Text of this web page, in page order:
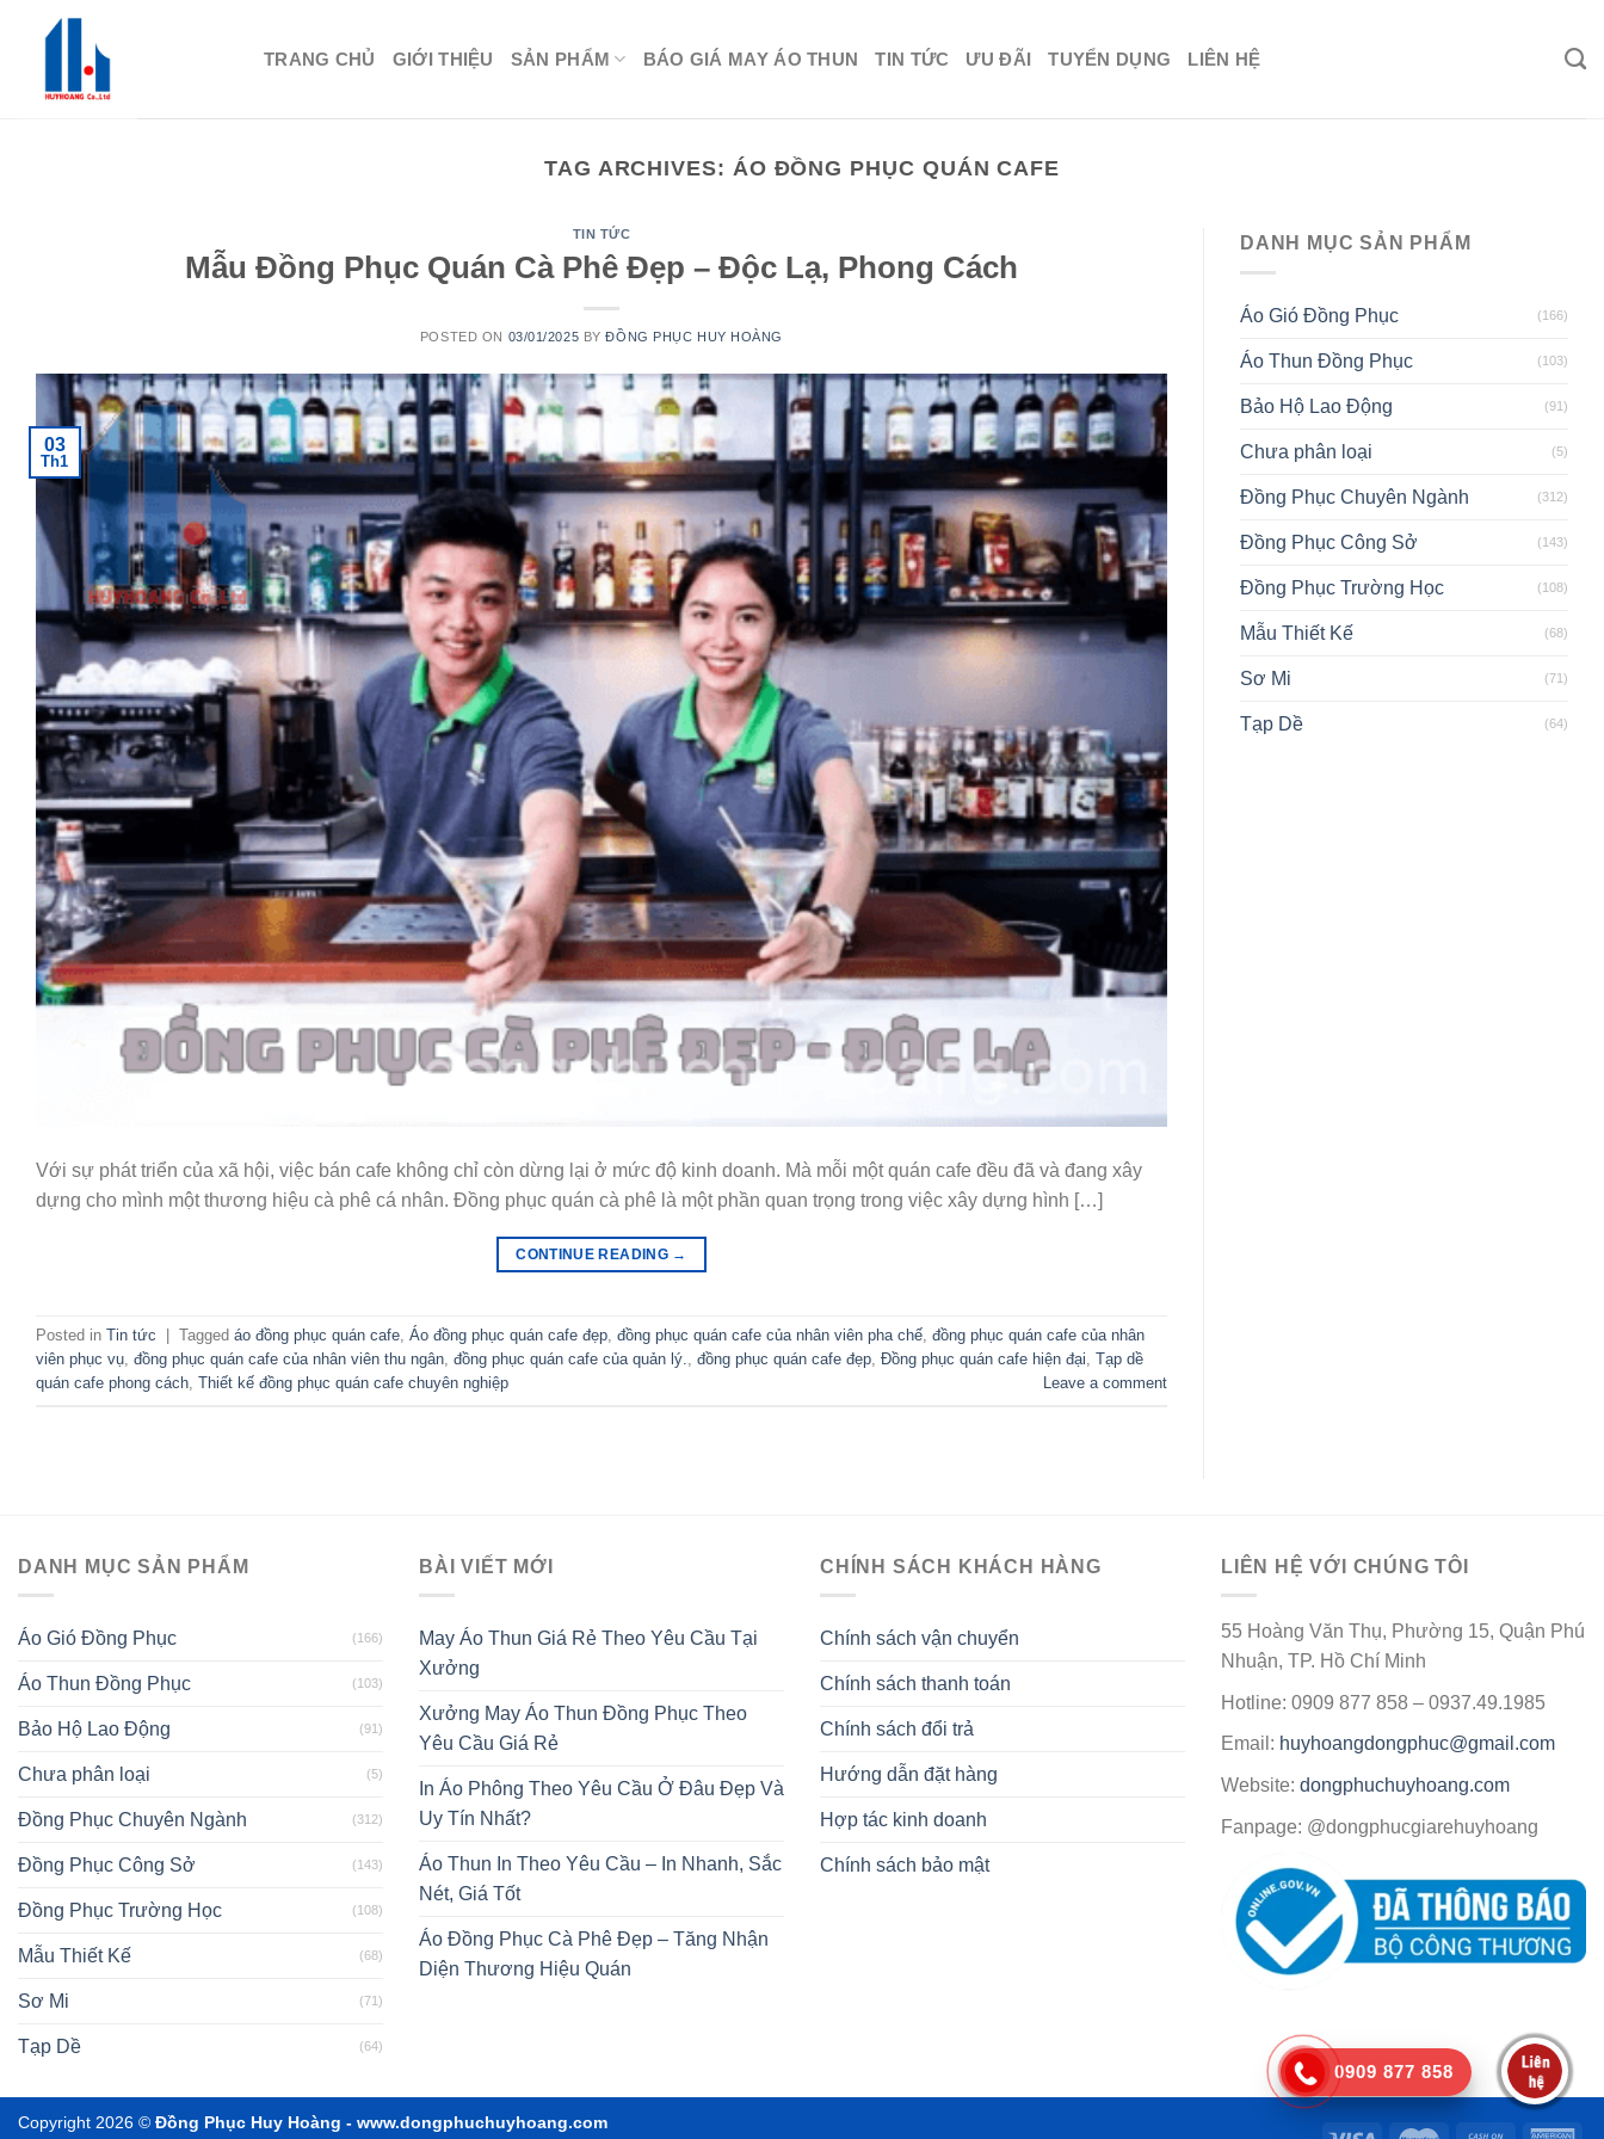
TRANG CHỦ GIỚI THIỆU SẢN PHẨM BÁO GIÁ MAY ÁO THUN TIN TỨC ƯU ĐÃI TUYỂN DỤNG LIÊN HỆ
TAG ARCHIVES: ÁO ĐỒNG PHỤC QUÁN CAFE
TIN TỨC
Mẫu Đồng Phục Quán Cà Phê Đẹp – Độc Lạ, Phong Cách
POSTED ON 03/01/2025 BYĐỒNG PHỤC HUY HOÀNG
03
Th1
Với sự phát triển của xã hội, việc bán cafe không chỉ còn dừng lại ở mức độ kinh doanh. Mà mỗi một quán cafe đều đã và đang xây
dựng cho mình một thương hiệu cà phê cá nhân. Đồng phục quán cà phê là một phần quan trọng trong việc xây dựng hình […]
CONTINUE READING →
Posted in Tin tức Tagged áo đồng phục quán cafe, Áo đồng phục quán cafe đẹp, đồng phục quán cafe của nhân viên pha chế, đồng phục quán cafe của nhân
viên phục vụ, đồng phục quán cafe của nhân viên thu ngân, đồng phục quán cafe của quản lý., đồng phục quán cafe đẹp, Đồng phục quán cafe hiện đại, Tạp dề
quán cafe phong cách, Thiết kế đồng phục quán cafe chuyên nghiệp Leave a comment
DANH MỤC SẢN PHẨM
Áo Gió Đồng Phục (166)
Áo Thun Đồng Phục (103)
Bảo Hộ Lao Động (91)
Chưa phân loại (5)
Đồng Phục Chuyên Ngành (312)
Đồng Phục Công Sở (143)
Đồng Phục Trường Học (108)
Mẫu Thiết Kế (68)
Sơ Mi (71)
Tạp Dề (64)
DANH MỤC SẢN PHẨM
Áo Gió Đồng Phục (166)
Áo Thun Đồng Phục (103)
Bảo Hộ Lao Động (91)
Chưa phân loại (5)
Đồng Phục Chuyên Ngành (312)
Đồng Phục Công Sở (143)
Đồng Phục Trường Học (108)
Mẫu Thiết Kế (68)
Sơ Mi (71)
Tạp Dề (64)
BÀI VIẾT MỚI
May Áo Thun Giá Rẻ Theo Yêu Cầu Tại
Xưởng
Xưởng May Áo Thun Đồng Phục Theo
Yêu Cầu Giá Rẻ
In Áo Phông Theo Yêu Cầu Ở Đâu Đẹp Và
Uy Tín Nhất?
Áo Thun In Theo Yêu Cầu – In Nhanh, Sắc
Nét, Giá Tốt
Áo Đồng Phục Cà Phê Đẹp – Tăng Nhận
Diện Thương Hiệu Quán
CHÍNH SÁCH KHÁCH HÀNG
Chính sách vận chuyển
Chính sách thanh toán
Chính sách đổi trả
Hướng dẫn đặt hàng
Hợp tác kinh doanh
Chính sách bảo mật
LIÊN HỆ VỚI CHÚNG TÔI
55 Hoàng Văn Thụ, Phường 15, Quận Phú
Nhuận, TP. Hồ Chí Minh
Hotline: 0909 877 858 – 0937.49.1985
Email: huyhoangdongphuc@gmail.com
Website: dongphuchuyhoang.com
Fanpage: @dongphucgiarehuyhoang
Copyright 2026 © Đồng Phục Huy Hoàng - www.dongphuchuyhoang.com
0909 877 858